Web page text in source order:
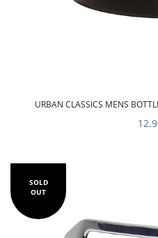
URBAN CLASSICS MENS
SOLD
OUT